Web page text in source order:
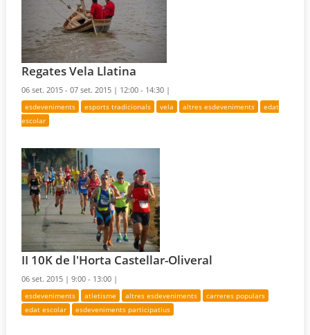
Regates Vela Llatina
06 set. 2015 - 07 set. 2015 | 12:00 - 14:30 |
esdeveniments esports tradicionals vela altres esdeveniments
edat
escolar
II 10K de l'Horta Castellar-Oliveral
06 set. 2015 |9:00 - 13:00 |
esdeveniments atletisme altres esdeveniments
carreres populars
edat escolar
esdeveniments participatius